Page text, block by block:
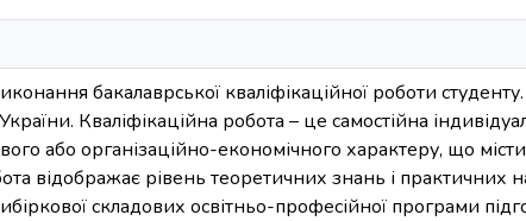
бакалаврської кваліфікаційної роботи
Кваліфікаційна робота – це самостійна
або організаційно-економічного характеру, що
відображає рівень теоретичних знань і практичних
складових освітньо-професійної програми